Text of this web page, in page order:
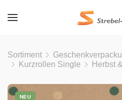
Sortiment
Kurzrollen Single
Herbst
NEU